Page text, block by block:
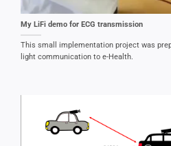
My LiFi demo for ECG transmission
This small implementation project was
light communication to e-Health.